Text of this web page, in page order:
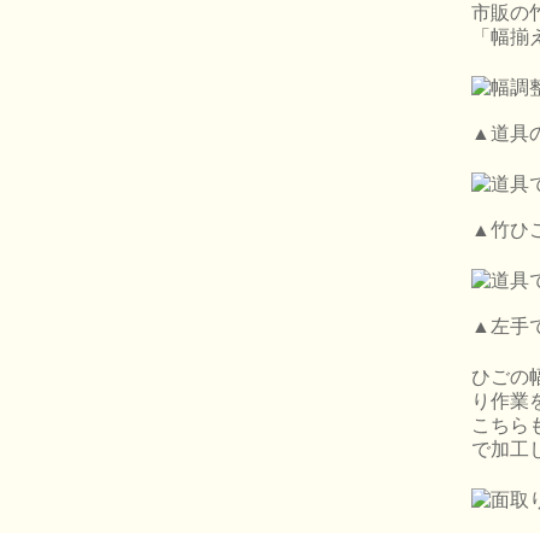
市販の
「幅
▲道具
▲竹ひ
▲左手
ひごの
り作業
こちら
で加工